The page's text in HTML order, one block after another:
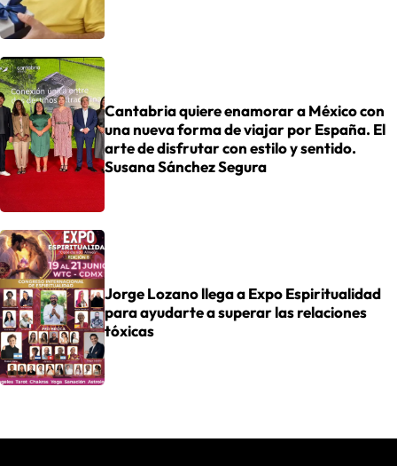
Cantabria quiere enamorar a México con
una nueva forma de viajar por España. El
arte de disfrutar con estilo y sentido.
Susana Sánchez Segura
Jorge Lozano llega a Expo Espiritualidad
para ayudarte a superar las relaciones
tóxicas